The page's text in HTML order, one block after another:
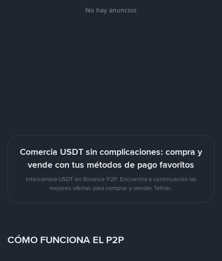
No hay anuncios
Comercia USDT sin complicaciones: compra y
vende con tus métodos de pago favoritos
Intercambia USDT en Binance P2P. Encuentra a continuación las
mejores ofertas para comprar y vender Tether.
CÓMO FUNCIONA EL P2P